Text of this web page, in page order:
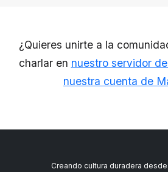
¿Quieres unirte a la
charlar en nuestro servidor
nuestra cuenta de
Creando cultura duradera